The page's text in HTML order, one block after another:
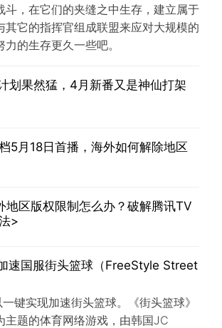
斗，在它们的夹缝之中生存，建立属于
其它的指挥官组成联盟来应对大规模的
的生存更久一些吧。
划果然猛，4月新番又是神仙打架
5月18日首播，海外如何解除地区
地区版权限制怎么办？破解腾讯TV
>
速国服街头篮球（FreeStyle Street
键实现加速街头篮球。《街头篮球》
主题的体育网络游戏，由韩国JC